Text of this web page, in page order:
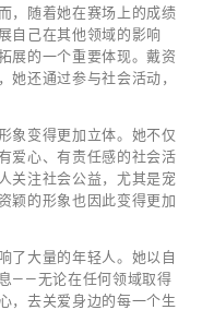
，随着她在赛场上的成绩
自己在其他领域的影响
展的一个重要体现。戴资
她还通过参与社会活动，
象变得更加立体。她不仅
爱心、有责任感的社会活
关注社会公益，尤其是宠
颖的形象也因此变得更加
了大量的年轻人。她以自
——无论在任何领域取得
，去关爱身边的每一个生